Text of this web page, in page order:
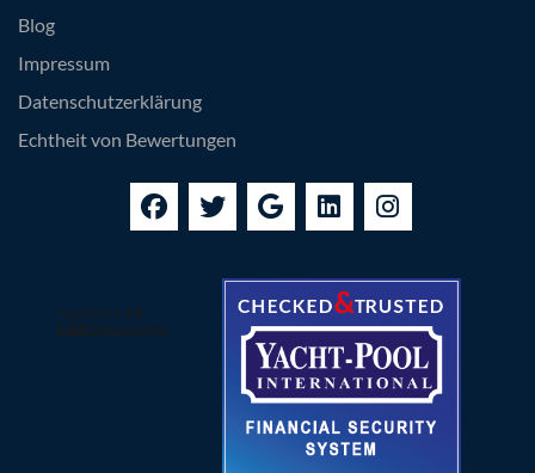
Blog
Impressum
Datenschutzerklärung
Echtheit von Bewertungen